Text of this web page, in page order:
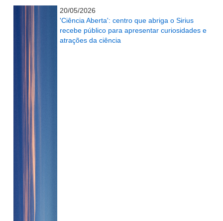
20/05/2026
'Ciência Aberta': centro que abriga o Sirius
recebe público para apresentar curiosidades e
atrações da ciência